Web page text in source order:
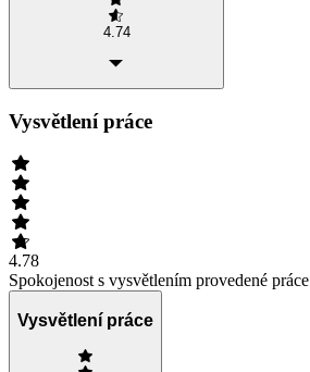
4.74
Vysvětlení práce
4.78
Spokojenost s vysvětlením provedené práce
Vysvětlení práce